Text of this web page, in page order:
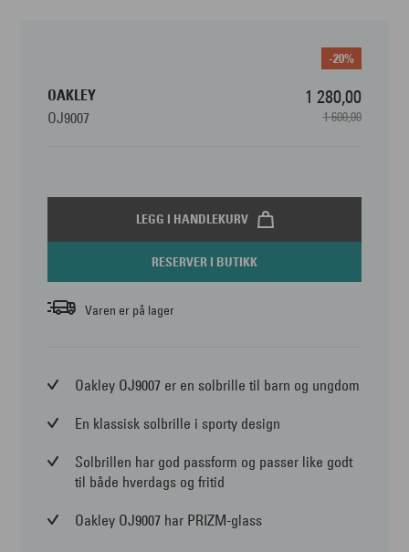
-20%
OAKLEY
OJ9007
1 280,00
1 600,00
LEGG I HANDLEKURV
RESERVER I BUTIKK
Varen er på lager
Oakley OJ9007 er en solbrille til barn og ungdom
En klassisk solbrille i sporty design
Solbrillen har god passform og passer like godt
til både hverdags og fritid
Oakley OJ9007 har PRIZM-glass